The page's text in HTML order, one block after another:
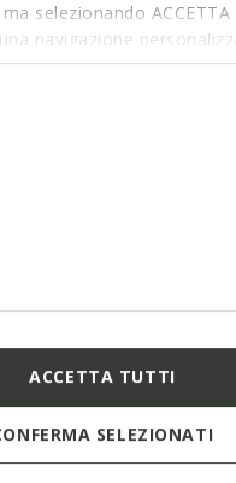
selezionando ACCETTA
navigazione
ed interessi.
potrai anche scegliere quali
autorizzare.
modificare in qualsiasi
visita la nostra
ACCETTA TUTTI
SELEZIONATI
SOFT PAD
HEEL
TONGUE